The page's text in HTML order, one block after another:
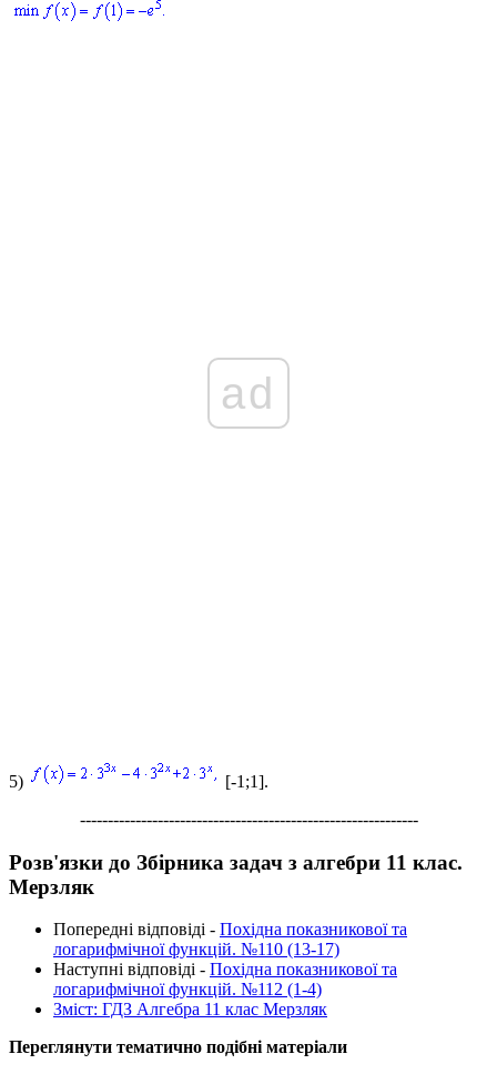
ad
5)
[-1;1].
-------------------------------------------------------------
Розв'язки до Збірника задач з алгебри 11 клас.
Мерзляк
Попередні відповіді - Похідна показникової та
логарифмічної функцій. №110 (13-17)
Наступні відповіді - Похідна показникової та
логарифмічної функцій. №112 (1-4)
Зміст: ГДЗ Алгебра 11 клас Мерзляк
Переглянути тематично подібні матеріали